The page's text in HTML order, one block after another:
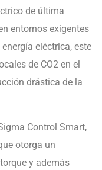
de última
entornos exigentes
eléctrica, este
de CO2 en el
drástica de la
Control Smart,
otorga un
y además